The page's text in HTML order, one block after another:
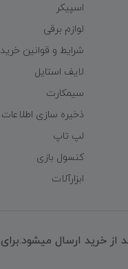
اسپیکر
لوازم برقی
شرایط و قوانین خرید
لایف استایل
سیمکارت
ذخیره سازی اطلاعات
لپ تاپ
کنسول بازی
ابزارآلات
کاری بعد از خرید ارسال